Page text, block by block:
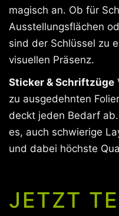
magisch an. Ob für
Ausstellungsflächen
sind der Schlüssel zu
visuellen Präsenz.
Sticker & Schriftzüge
zu ausgedehnten
deckt jeden Bedarf
es, auch schwierige
und dabei höchste
JETZT